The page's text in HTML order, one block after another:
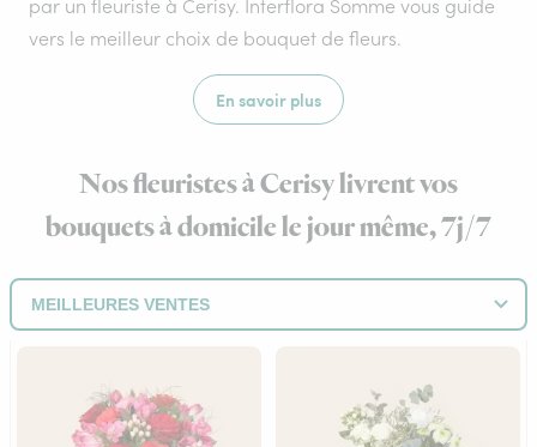
par un fleuriste à Cerisy. Interflora Somme vous guide
vers le meilleur choix de bouquet de fleurs.
En savoir plus
Nos fleuristes à Cerisy livrent vos
bouquets à domicile le jour même, 7j/7